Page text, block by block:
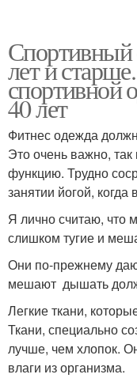
лет и
40 лет
Фитнес одежда
Это очень важно, так
функцию. Трудно
занятии йогой,
Я лично считаю, что
слишком тугие и
Они по-прежнему
мешают дышать
Легкие ткани,
Ткани, специально
лучше, чем хлопок.
влаги из организма.